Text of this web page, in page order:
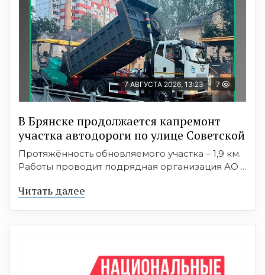
7 АВГУСТА 2026, 13:23 7
В Брянске продолжается капремонт
участка автодороги по улице Советской
Протяжённость обновляемого участка – 1,9 км.
Работы проводит подрядная организация АО ...
Читать далее